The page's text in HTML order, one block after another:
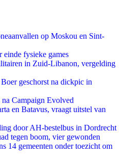
op Moskou en Sint-
einde fysieke games
in Zuid-Libanon, vergelding
geschorst na dickpic in
Campaign Evolved
en Batavus, vraagt uitstel van
door AH-bestelbus in Dordrecht
tegen boom, vier gewonden
14 gemeenten onder toezicht om